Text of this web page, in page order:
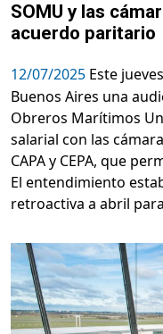
SOMU y las
acuerdo paritario
12/07/2025 Este
Buenos Aires una
Obreros Marítimos
salarial con las
CAPA y CEPA, que
El entendimiento
retroactiva a abril